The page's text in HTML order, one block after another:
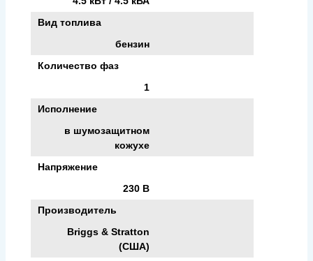
Вид топлива
бензин
Количество фаз
1
Исполнение
в шумозащитном
кожухе
Напряжение
230 В
Производитель
Briggs & Stratton
(США)